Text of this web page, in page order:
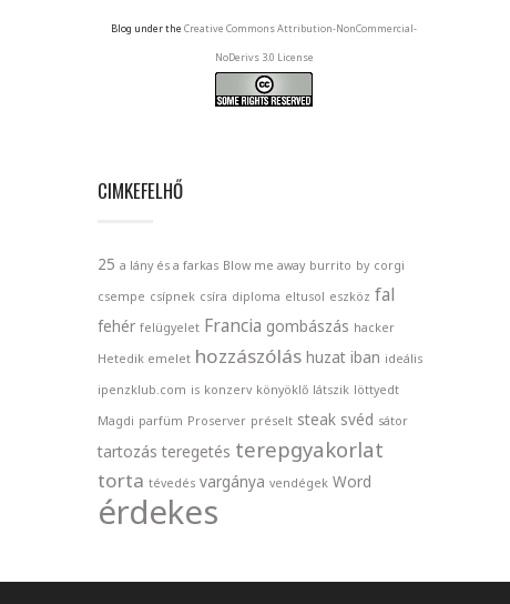
Blog under the Creative Commons Attribution-NonCommercial-
NoDerivs 3.0 License
CIMKEFELHŐ
25 a lány és a farkas Blow me away burrito by corgi
csempe csípnek csíra diploma eltusol eszköz fal
fehér felügyelet Francia gombászás hacker
Hetedik emelet hozzászólás huzat iban ideális
ipenzklub.com is konzerv könyöklő látszik löttyedt
Magdi parfüm Proserver préselt steak svéd sátor
tartozás teregetés terepgyakorlat
torta tévedés vargánya vendégek Word
érdekes